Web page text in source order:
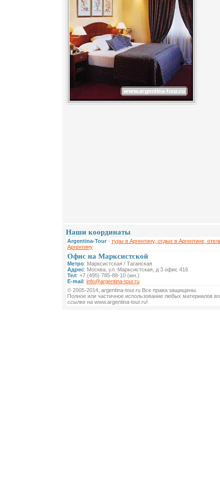
Наши координаты
Argentina-Tour - туры в Аргентину, отдых в Аргентине,
Аргентину
Офис на Марксистской
Метро: Марксистская / Таганская
Адрес: Москва, ул. Марксистская, д 3 офис 416
Тел: +7 (495) 785-88-10 (мн.)
E-mail: info@argentina-tour.ru
© 2005-2014, argentina-tour.ru Все права защищены.
Полное или частичное использование любых материалов
ссылке на www.argentina-tour.ru!